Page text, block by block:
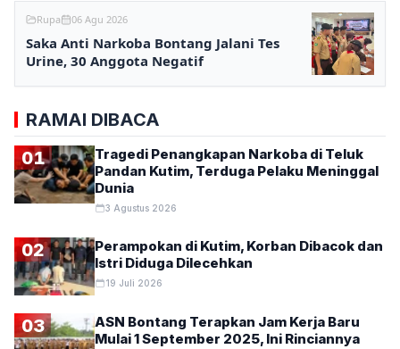
Rupa 06 Agu 2026
Saka Anti Narkoba Bontang Jalani Tes
Urine, 30 Anggota Negatif
RAMAI DIBACA
01
Tragedi Penangkapan Narkoba di Teluk
Pandan Kutim, Terduga Pelaku Meninggal
Dunia
3 Agustus 2026
02
Perampokan di Kutim, Korban Dibacok dan
Istri Diduga Dilecehkan
19 Juli 2026
03
ASN Bontang Terapkan Jam Kerja Baru
Mulai 1 September 2025, Ini Rinciannya